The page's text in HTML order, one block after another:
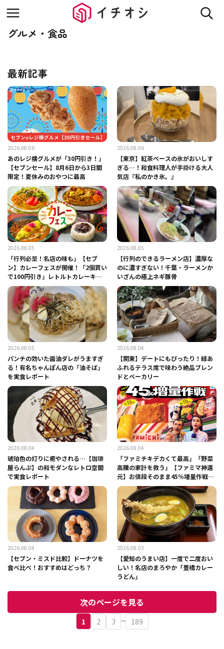
グルメ・食品
最新記事
2026.08.06
あのレジ横グルメが「30円引き！」
【セブンセール】8月6日から3日間
限定！夏休みのおやつに最高
2026.08.06
【東京】紅茶ベースの氷がおいしす
ぎる…！和食料理人が手掛ける大人
気店『私のかき氷。』
2026.08.05
「行列必至！名店の味も」【セブ
ン】カレーフェスが開催！「2個買い
で100円引き」レトルトカレーキャ
ンペーンも
2026.08.05
【行列のできるラーメン店】濃厚な
のに濃すぎない！千葉・ラーメンか
いざんの極上ネギ豚骨
2026.08.05
パンチの効いた醤油ダレがうますぎ
る！有名ちゃんぽん店の「油そば」
を実食レポート
2026.08.04
【関東】デートにもぴったり！緑あ
ふれるテラス席で味わう絶品ブレン
ドとベーカリー
2026.08.04
琥珀色の灯りに癒やされる…【珈琲
屋らんぷ】の和モダンなレトロ空間
で実食レポート
2026.08.04
「ファミチキデカくて最高」「野菜
高騰の家計を救う」【ファミマ神還
元】お値段そのまま45％増量作戦が
キター！
2026.08.04
【セブン・ミスド比較】ドーナツを
食べ比べ！おすすめはどっち？
2026.08.03
【愛知のうまい店】一度で二度おい
しい！名店のまろやか「豊橋カレー
うどん」
次のページを見る
1 2 3 ... 189